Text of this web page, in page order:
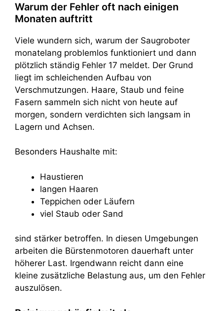
Warum der Fehler oft nach einigen
Monaten auftritt
Viele wundern sich, warum der Saugroboter
monatelang problemlos funktioniert und dann
plötzlich ständig Fehler 17 meldet. Der Grund
liegt im schleichenden Aufbau von
Verschmutzungen. Haare, Staub und feine
Fasern sammeln sich nicht von heute auf
morgen, sondern verdichten sich langsam in
Lagern und Achsen.
Besonders Haushalte mit:
Haustieren
langen Haaren
Teppichen oder Läufern
viel Staub oder Sand
sind stärker betroffen. In diesen Umgebungen
arbeiten die Bürstenmotoren dauerhaft unter
höherer Last. Irgendwann reicht dann eine
kleine zusätzliche Belastung aus, um den Fehler
auszulösen.